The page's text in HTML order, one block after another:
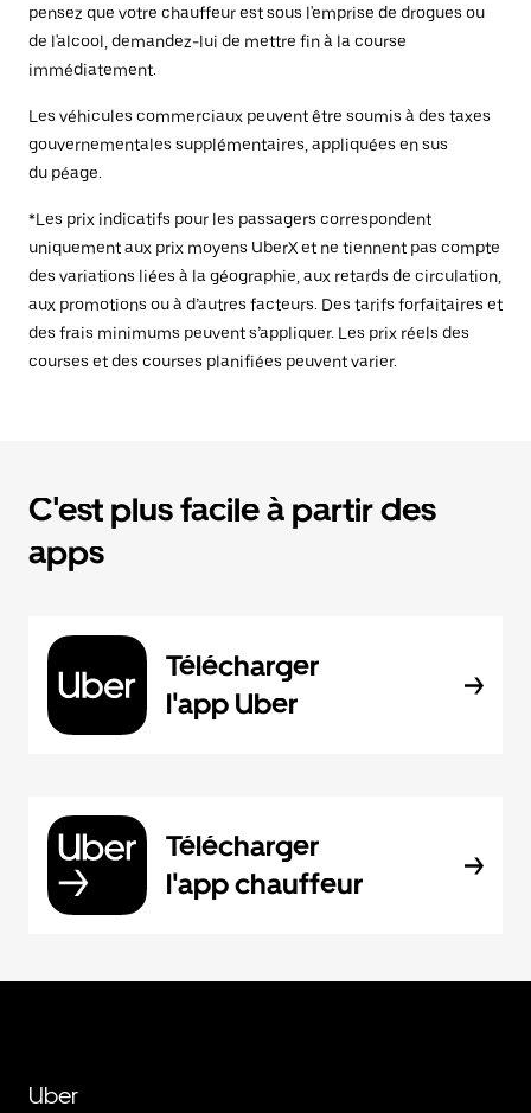
pensez que votre chauffeur est sous l'emprise de drogues ou
de l'alcool, demandez-lui de mettre fin à la course
immédiatement.
Les véhicules commerciaux peuvent être soumis à des taxes
gouvernementales supplémentaires, appliquées en sus
du péage.
*Les prix indicatifs pour les passagers correspondent
uniquement aux prix moyens UberX et ne tiennent pas compte
des variations liées à la géographie, aux retards de circulation,
aux promotions ou à d’autres facteurs. Des tarifs forfaitaires et
des frais minimums peuvent s’appliquer. Les prix réels des
courses et des courses planifiées peuvent varier.
C'est plus facile à partir des
apps
Télécharger
l'app Uber
Télécharger
l'app chauffeur
Uber